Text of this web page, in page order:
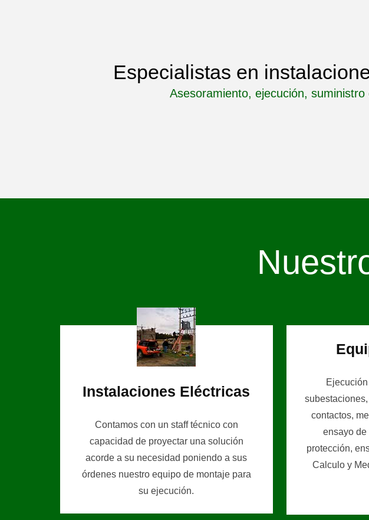
Especialistas en
Asesoramiento, ejecución,
Instalaciones Eléctricas
Contamos con un staff técnico con
capacidad de proyectar una solución
acorde a su necesidad poniendo a sus
órdenes nuestro equipo de montaje para
su ejecución.
contactos,
ensayo de
protección,
Calculo y